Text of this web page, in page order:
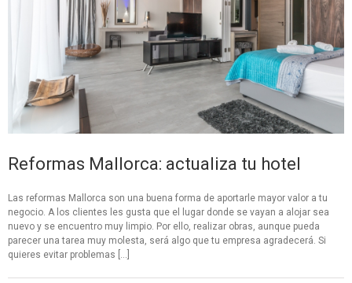
Reformas Mallorca: actualiza tu hotel
Las reformas Mallorca son una buena forma de aportarle mayor valor a tu
negocio. A los clientes les gusta que el lugar donde se vayan a alojar sea
nuevo y se encuentro muy limpio. Por ello, realizar obras, aunque pueda
parecer una tarea muy molesta, será algo que tu empresa agradecerá. Si
quieres evitar problemas […]